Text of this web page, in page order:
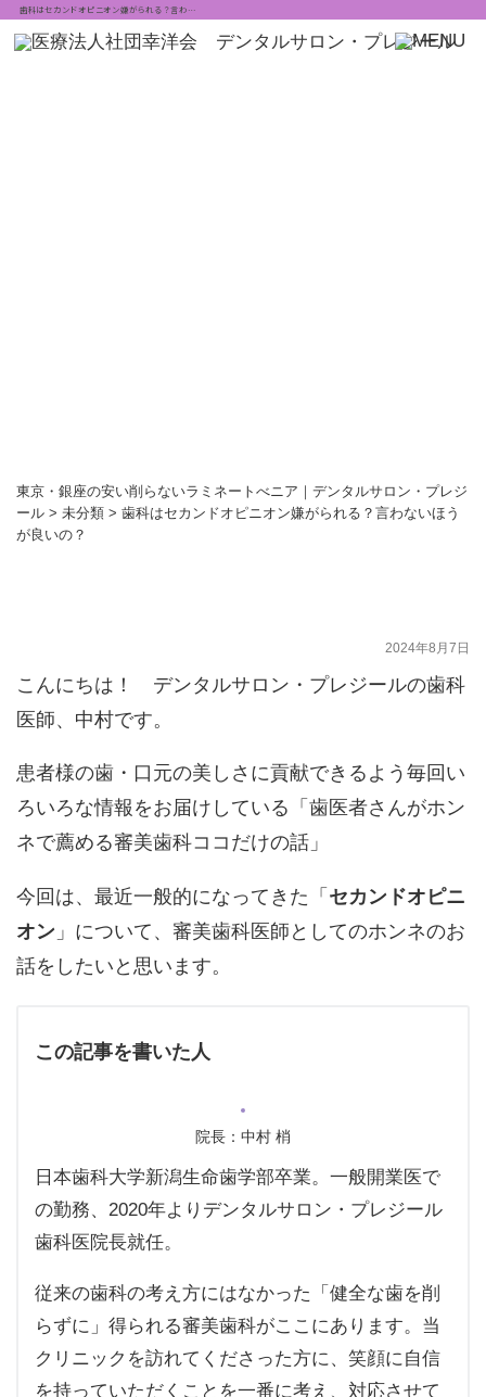
歯科はセカンドオピニオン嫌がられる？言わ…
東京・銀座の安い削らないラミネートべニア｜デンタルサロン・プレジ
ール> 未分類> 歯科はセカンドオピニオン嫌がられる？言わないほう
が良いの？
2024年8月7日
こんにちは！ デンタルサロン・プレジールの歯科
医師、中村です。
患者様の歯・口元の美しさに貢献できるよう毎回い
ろいろな情報をお届けしている「歯医者さんがホン
ネで薦める審美歯科ココだけの話」
今回は、最近一般的になってきた「 セカンドオピニ
オン」について、審美歯科医師としてのホンネのお
話をしたいと思います。
この記事を書いた人
院長：中村 梢
日本歯科大学新潟生命歯学部卒業。一般開業医で
の勤務、2020年よりデンタルサロン・プレジール
歯科医院長就任。
従来の歯科の考え方にはなかった「健全な歯を削
らずに」得られる審美歯科がここにあります。当
クリニックを訪れてくださった方に、笑顔に自信
を持っていただくことを一番に考え、対応させて